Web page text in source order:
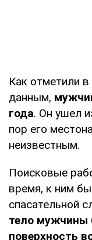
Как отметили
данным,
года. Он ушел
пор его
неизвестным.
Поисковые
время, к ним
спасательной
тело мужчины
поверхность